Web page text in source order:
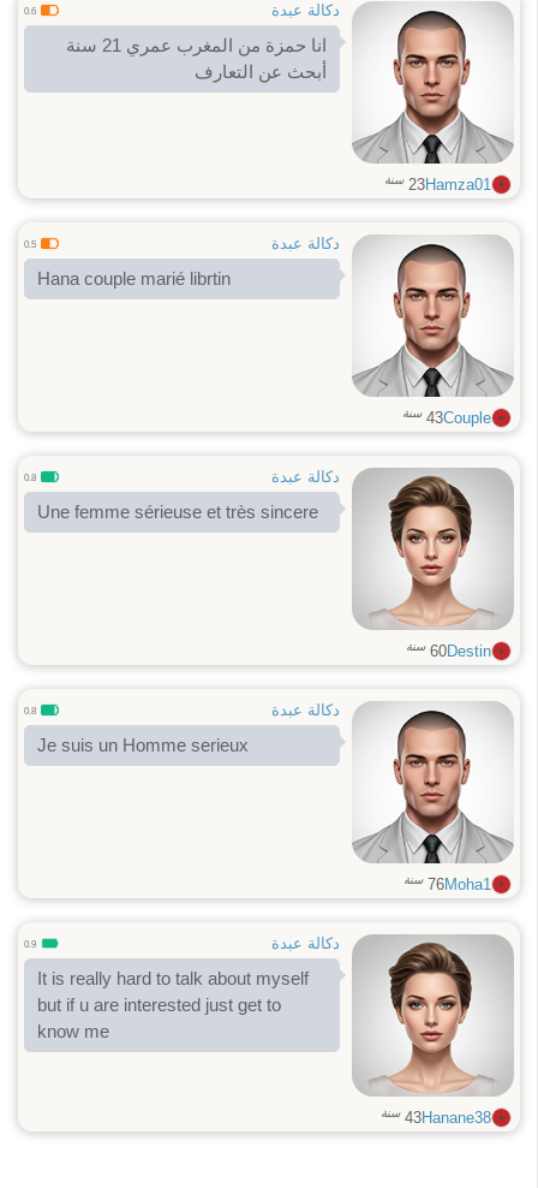
دكالة عبدة 0.6
انا حمزة من المغرب عمري 21 سنة
أبحث عن التعارف
Hamza01
23 سنة
دكالة عبدة 0.5
Hana couple marié librtin
Couple
43 سنة
دكالة عبدة 0.8
Une femme sérieuse et très sincere
Destin
60 سنة
دكالة عبدة 0.8
Je suis un Homme serieux
Moha1
76 سنة
دكالة عبدة 0.9
It is really hard to talk about myself
but if u are interested just get to
know me
Hanane38
43 سنة